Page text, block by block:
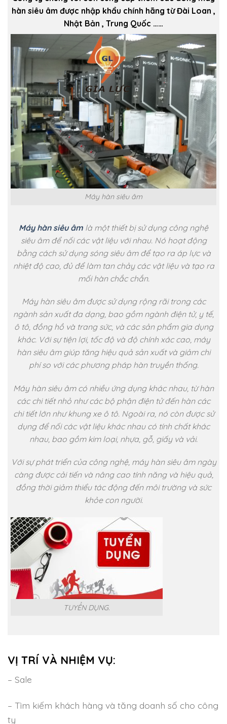
hàn siêu âm được nhập khẩu chính hãng từ Đài Loan ,
Nhật Bản , Trung Quốc ……
Máy hàn siêu âm
Máy hàn siêu âm là một thiết bị sử dụng công nghệ
siêu âm để nối các vật liệu với nhau. Nó hoạt động
bằng cách sử dụng sóng siêu âm để tạo ra áp lực và
nhiệt độ cao, đủ để làm tan chảy các vật liệu và tạo ra
mối hàn chắc chắn.
Máy hàn siêu âm được sử dụng rộng rãi trong các
ngành sản xuất đa dạng, bao gồm ngành điện tử, y tế,
ô tô, đồng hồ và trang sức, và các sản phẩm gia dụng
khác. Với sự tiện lợi, tốc độ và độ chính xác cao, máy
hàn siêu âm giúp tăng hiệu quả sản xuất và giảm chi
phí so với các phương pháp hàn truyền thống.
Máy hàn siêu âm có nhiều ứng dụng khác nhau, từ hàn
các chi tiết nhỏ như các bộ phận điện tử đến hàn các
chi tiết lớn như khung xe ô tô. Ngoài ra, nó còn được sử
dụng để nối các vật liệu khác nhau có tính chất khác
nhau, bao gồm kim loại, nhựa, gỗ, giấy và vải.
Với sự phát triển của công nghệ, máy hàn siêu âm ngày
càng được cải tiến và nâng cao tính năng và hiệu quả,
đồng thời giảm thiểu tác động đến môi trường và sức
khỏe con người.
TUYỂN DỤNG.
VỊ TRÍ VÀ NHIỆM VỤ:
– Sale
– Tìm kiếm khách hàng và tăng doanh số cho công
ty